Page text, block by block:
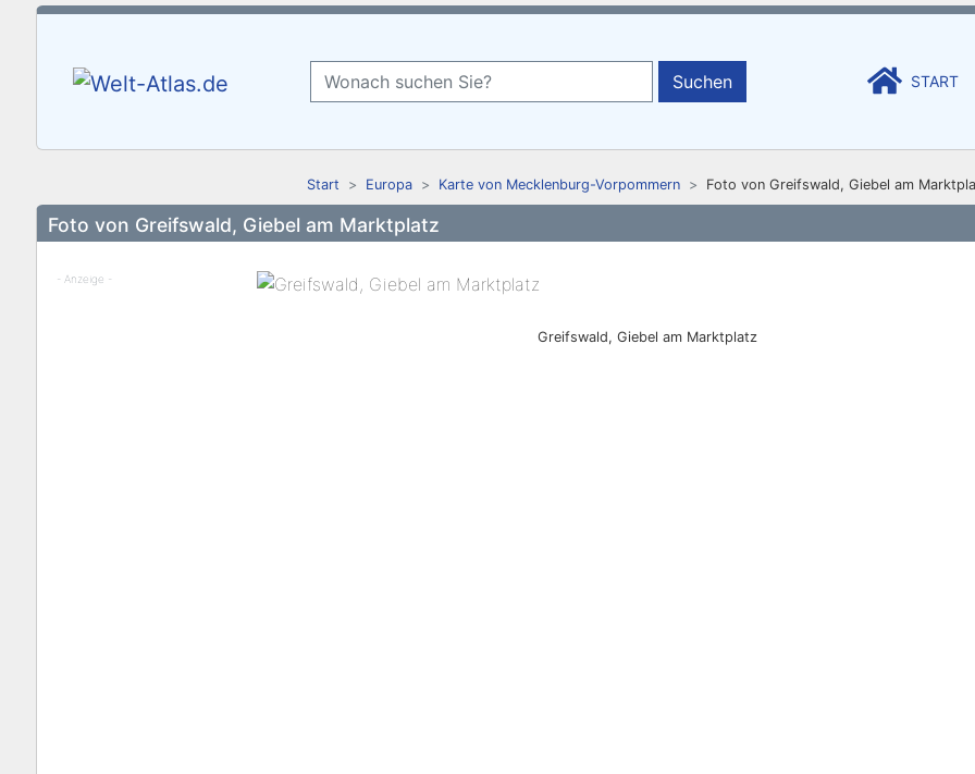
Suchen START
Start Europa Karte von Mecklenburg-Vorpommern Foto von Greifswald, Giebel am
Foto von Greifswald, Giebel am Marktplatz
- Anzeige -
Greifswald, Giebel am Marktplatz